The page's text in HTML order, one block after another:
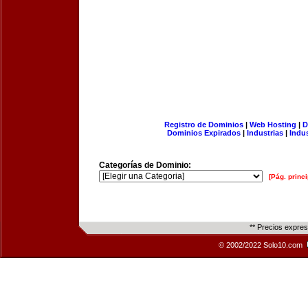
Registro de Dominios| Web Hosting |
Dominios Expirados | Industrias |
Categorías de Dominio:
[Pág.
** Precios
© 2002/2022 Solo10.com